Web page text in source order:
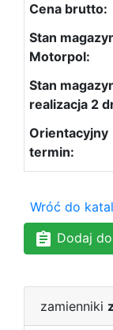
Wróć do
Dodaj
zamienniki